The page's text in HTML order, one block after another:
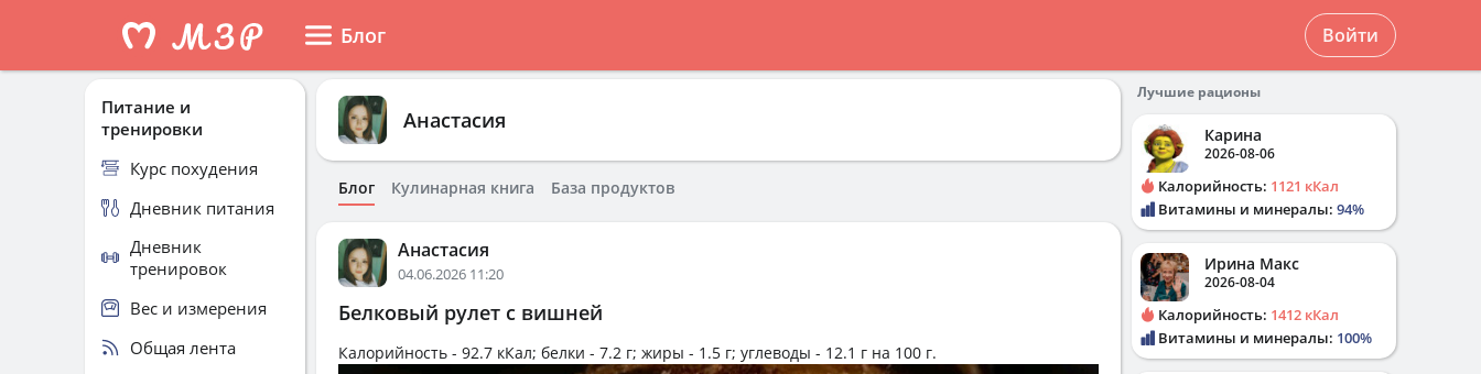
Блог Войти
Анастасия
Блог Кулинарная книга База продуктов
Анастасия
04.06.2026 11:20
Белковый рулет с вишней
Калорийность - 92.7 кКал; белки - 7.2 г; жиры - 1.5 г; углеводы - 12.1 г на 100 г.
Питание и
тренировки
Курс похудения
Дневник питания
Дневник
тренировок
Вес и измерения
Общая лента
Лучшие рационы
Карина
2026-08-06
Калорийность: 1121 кКал
Витамины и минералы: 94%
Ирина Макс
2026-08-04
Калорийность: 1412 кКал
Витамины и минералы: 100%